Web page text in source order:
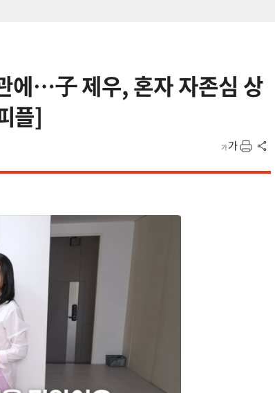
에…子 제우, 혼자 자존심 상
플]